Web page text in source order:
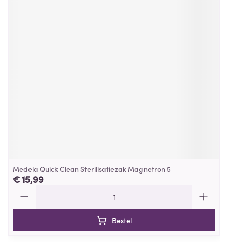
Medela Quick Clean Sterilisatiezak Magnetron 5
€ 15,99
Bestel